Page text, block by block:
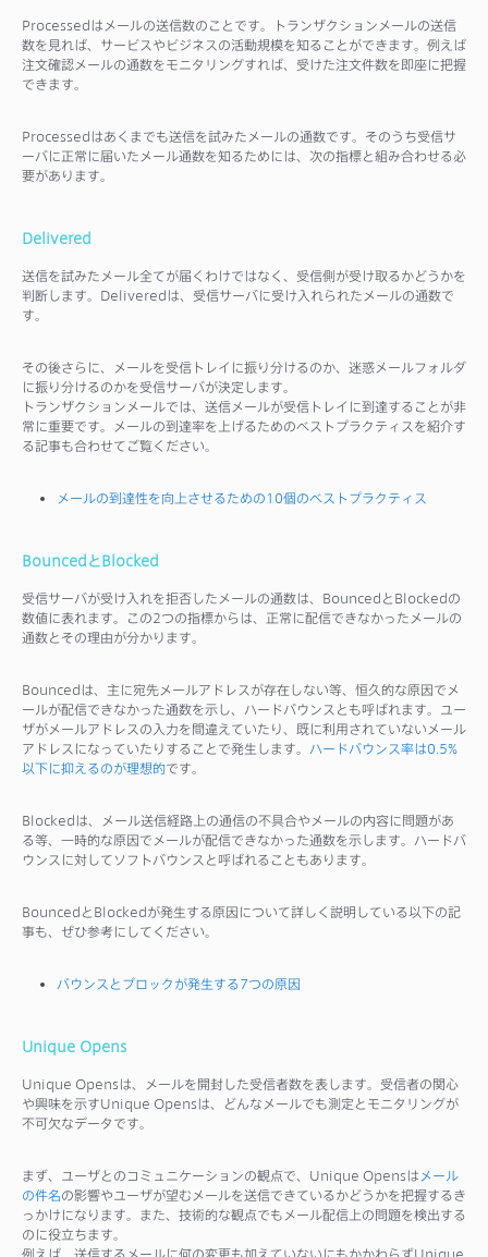
Processedはメールの送信数のことです。トランザクションメールの送信
数を見れば、サービスやビジネスの活動規模を知ることができます。例えば
注文確認メールの通数をモニタリングすれば、受けた注文件数を即座に把握
できます。
Processedはあくまでも送信を試みたメールの通数です。そのうち受信サ
ーバに正常に届いたメール通数を知るためには、次の指標と組み合わせる必
要があります。
Delivered
送信を試みたメール全てが届くわけではなく、受信側が受け取るかどうかを
判断します。Deliveredは、受信サーバに受け入れられたメールの通数で
す。
その後さらに、メールを受信トレイに振り分けるのか、迷惑メールフォルダ
に振り分けるのかを受信サーバが決定します。
トランザクションメールでは、送信メールが受信トレイに到達することが非
常に重要です。メールの到達率を上げるためのベストプラクティスを紹介す
る記事も合わせてご覧ください。
メールの到達性を向上させるための10個のベストプラクティス
BouncedとBlocked
受信サーバが受け入れを拒否したメールの通数は、BouncedとBlockedの
数値に表れます。この2つの指標からは、正常に配信できなかったメールの
通数とその理由が分かります。
Bouncedは、主に宛先メールアドレスが存在しない等、恒久的な原因でメ
ールが配信できなかった通数を示し、ハードバウンスとも呼ばれます。ユー
ザがメールアドレスの入力を間違えていたり、既に利用されていないメール
アドレスになっていたりすることで発生します。 ハードバウンス率は0.5%
以下に抑えるのが理想的です。
Blockedは、メール送信経路上の通信の不具合やメールの内容に問題があ
る等、一時的な原因でメールが配信できなかった通数を示します。ハードバ
ウンスに対してソフトバウンスと呼ばれることもあります。
BouncedとBlockedが発生する原因について詳しく説明している以下の記
事も、ぜひ参考にしてください。
バウンスとブロックが発生する7つの原因
Unique Opens
Unique Opensは、メールを開封した受信者数を表します。受信者の関心
や興味を示すUnique Opensは、どんなメールでも測定とモニタリングが
不可欠なデータです。
まず、ユーザとのコミュニケーションの観点で、Unique Opensはメール
の件名の影響やユーザが望むメールを送信できているかどうかを把握するき
っかけになります。また、技術的な観点でもメール配信上の問題を検出する
のに役立ちます。